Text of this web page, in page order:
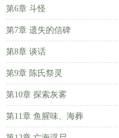
第6章 斗怪
第7章 遗失的信碑
第8章 谈话
第9章 陈氏祭灵
第10章 探索灰雾
第11章 鱼腥味、海葬